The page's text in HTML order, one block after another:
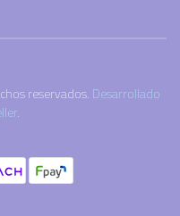
reservados. Desarrollado
.